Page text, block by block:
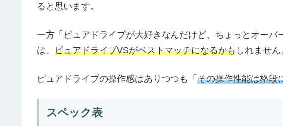
ると思います。
一方「ピュアドライブが大好きなんだけど、ちょっとオーバ
は、 ピュアドライブVSがベストマッチになるかも しれません
ピュアドライブの操作感はありつつも「 その操作性能は格段
スペック表